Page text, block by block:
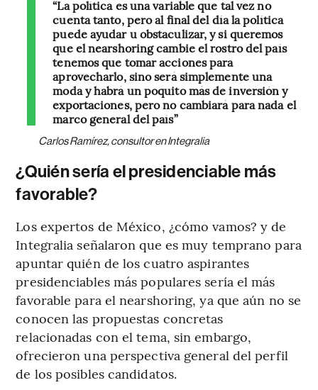
“La política es una variable que tal vez no
cuenta tanto, pero al final del día la política
puede ayudar u obstaculizar, y si queremos
que el nearshoring cambie el rostro del país
tenemos que tomar acciones para
aprovecharlo, sino será simplemente una
moda y habrá un poquito más de inversión y
exportaciones, pero no cambiará para nada el
marco general del país”
Carlos Ramírez, consultor en Integralia
¿Quién sería el presidenciable más
favorable?
Los expertos de México, ¿cómo vamos? y de
Integralia señalaron que es muy temprano para
apuntar quién de los cuatro aspirantes
presidenciables más populares sería el más
favorable para el nearshoring, ya que aún no se
conocen las propuestas concretas
relacionadas con el tema, sin embargo,
ofrecieron una perspectiva general del perfil
de los posibles candidatos.